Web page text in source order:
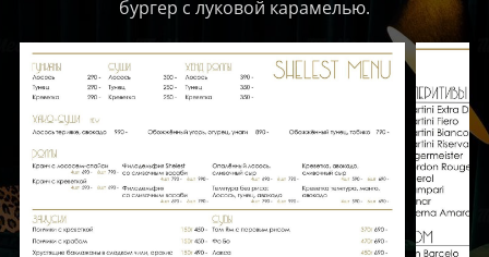
бургер с луковой карамелью.